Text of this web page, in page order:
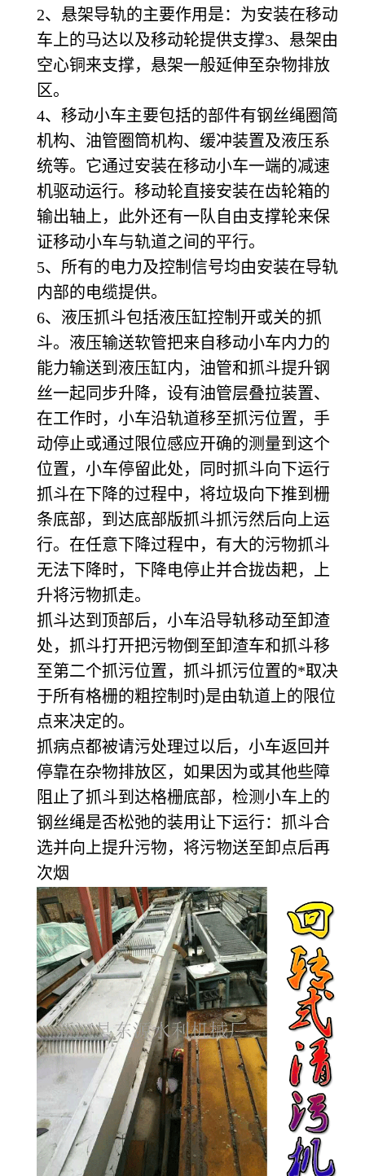
2、悬架导轨的主要作用是：为安装在移动
车上的马达以及移动轮提供支撑3、悬架由
空心铜来支撑，悬架一般延伸至杂物排放
区。
4、移动小车主要包括的部件有钢丝绳圈简
机构、油管圈筒机构、缓冲装置及液压系
统等。它通过安装在移动小车一端的减速
机驱动运行。移动轮直接安装在齿轮箱的
输出轴上，此外还有一队自由支撑轮来保
证移动小车与轨道之间的平行。
5、所有的电力及控制信号均由安装在导轨
内部的电缆提供。
6、液压抓斗包括液压缸控制开或关的抓
斗。液压输送软管把来自移动小车内力的
能力输送到液压缸内，油管和抓斗提升钢
丝一起同步升降，设有油管层叠拉装置、
在工作时，小车沿轨道移至抓污位置，手
动停止或通过限位感应开确的测量到这个
位置，小车停留此处，同时抓斗向下运行
抓斗在下降的过程中，将垃圾向下推到栅
条底部，到达底部版抓斗抓污然后向上运
行。在任意下降过程中，有大的污物抓斗
无法下降时，下降电停止并合拢齿耙，上
升将污物抓走。
抓斗达到顶部后，小车沿导轨移动至卸渣
处，抓斗打开把污物倒至卸渣车和抓斗移
至第二个抓污位置，抓斗抓污位置的*取决
于所有格栅的粗控制时)是由轨道上的限位
点来决定的。
抓病点都被请污处理过以后，小车返回并
停靠在杂物排放区，如果因为或其他些障
阻止了抓斗到达格栅底部，检测小车上的
钢丝绳是否松弛的装用让下运行：抓斗合
选并向上提升污物，将污物送至卸点后再
次烟